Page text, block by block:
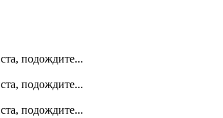
подождите...
подождите...
подождите...